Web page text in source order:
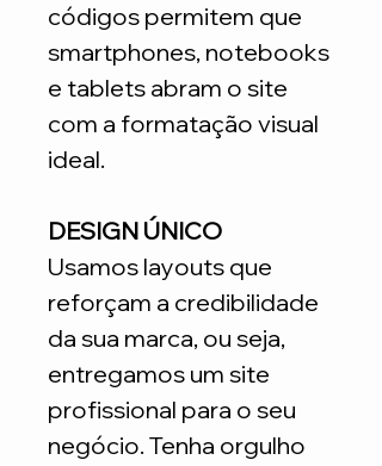
códigos permitem que
smartphones, notebooks
e tablets abram o site
com a formatação visual
ideal.
DESIGN ÚNICO
Usamos layouts que
reforçam a credibilidade
da sua marca, ou seja,
entregamos um site
profissional para o seu
negócio. Tenha orgulho